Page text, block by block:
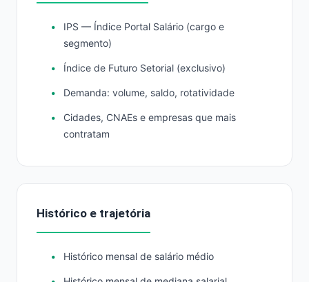
IPS — Índice Portal Salário (cargo e
segmento)
Índice de Futuro Setorial (exclusivo)
Demanda: volume, saldo, rotatividade
Cidades, CNAEs e empresas que mais
contratam
Histórico e trajetória
Histórico mensal de salário médio